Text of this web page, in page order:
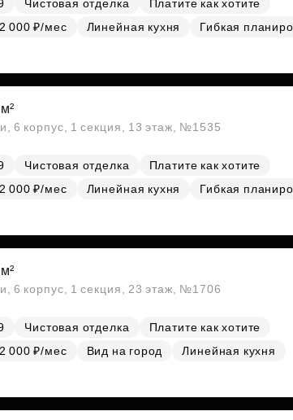
Чистовая отделка
Платите как хотите
000 ₽/мес
Линейная кухня
Гибкая
6 корпус, 1 секция, 13 этаж, №1535
Чистовая отделка
Платите как хотите
000 ₽/мес
Линейная кухня
Гибкая
6 корпус, 1 секция, 23 этаж, №1706
Чистовая отделка
Платите как хотите
000 ₽/мес
Вид на город
Линейная кухня